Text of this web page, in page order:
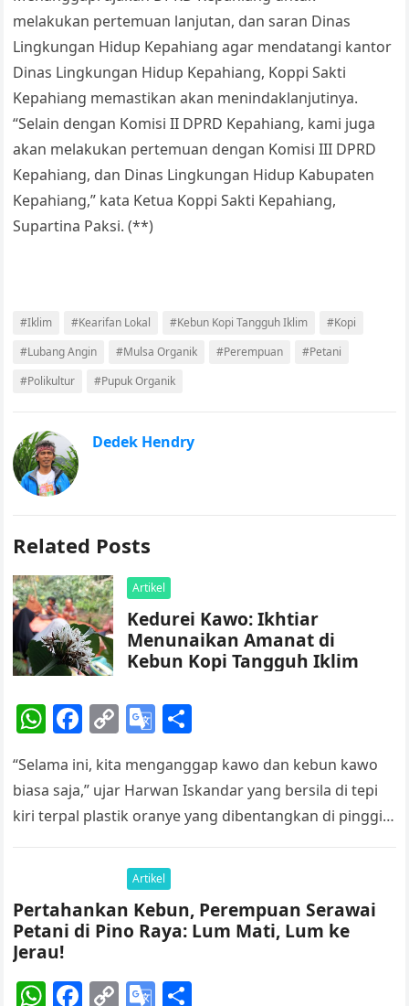
melakukan pertemuan lanjutan, dan saran Dinas
Lingkungan Hidup Kepahiang agar mendatangi kantor
Dinas Lingkungan Hidup Kepahiang, Koppi Sakti
Kepahiang memastikan akan menindaklanjutinya.
“Selain dengan Komisi II DPRD Kepahiang, kami juga
akan melakukan pertemuan dengan Komisi III DPRD
Kepahiang, dan Dinas Lingkungan Hidup Kabupaten
Kepahiang,” kata Ketua Koppi Sakti Kepahiang,
Supartina Paksi. (**)
#Iklim #Kearifan Lokal #Kebun Kopi Tangguh Iklim
#Kopi
#Lubang Angin
#Mulsa Organik #Perempuan
#Petani
#Polikultur
#Pupuk Organik
Dedek Hendry
Related Posts
Artikel
Kedurei Kawo: Ikhtiar
Menunaikan Amanat di
Kebun Kopi Tangguh Iklim
W
at
s
A
p
F
c
e
b
o
k
C
p
y
n
k
G
o
gl
e
Tr
a
n
sl
at
ar
e
“Selama ini, kita menganggap kawo dan kebun kawo
biasa saja,” ujar Harwan Iskandar yang bersila di tepi
kiri terpal plastik oranye yang dibentangkan di pinggir
Artikel
Pertahankan Kebun, Perempuan Serawai
Petani di Pino Raya: Lum Mati, Lum ke
Jerau!
W F C G